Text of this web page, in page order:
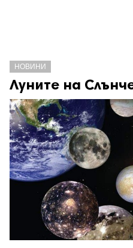
НОВИНИ
Луните на